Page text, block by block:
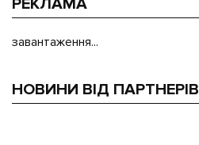
РЕКЛАМА
завантаження...
НОВИНИ ВІД ПАРТНЕРІВ